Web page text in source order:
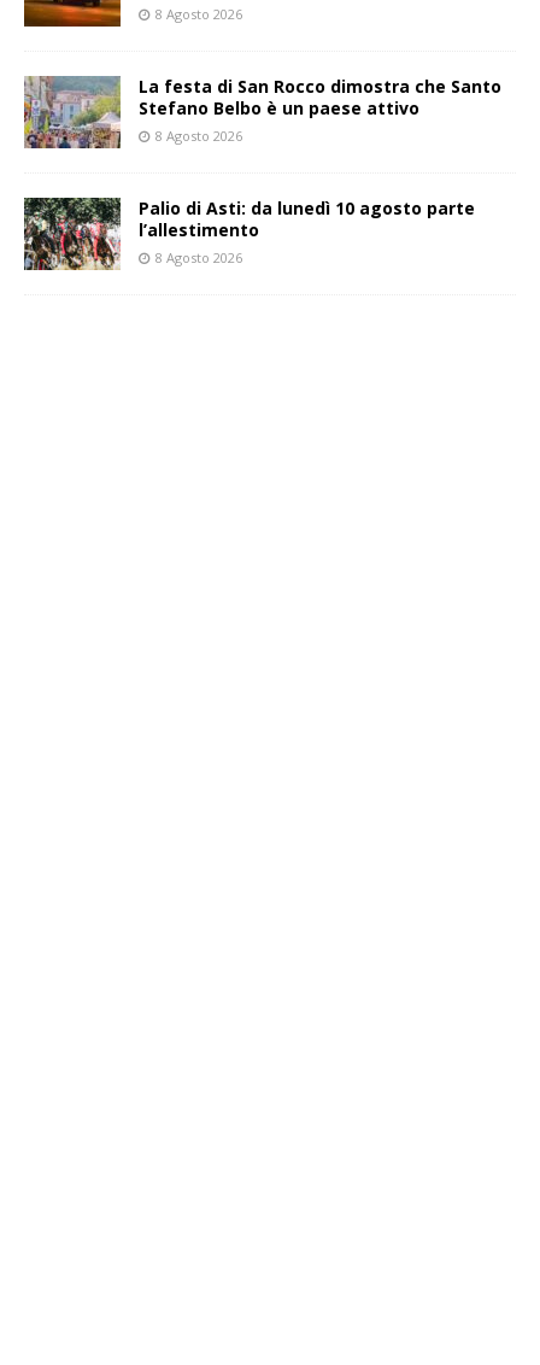
8 Agosto 2026
La festa di San Rocco dimostra che Santo
Stefano Belbo è un paese attivo
8 Agosto 2026
Palio di Asti: da lunedì 10 agosto parte
l’allestimento
8 Agosto 2026